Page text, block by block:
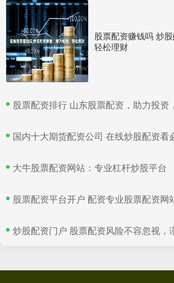
股票配资赚钱吗 炒
轻松理财
股票配资排行 山东股票配资，助力投资
国内十大期货配资公司 在线炒股配资看必选，
​大牛股票配资网站：专业杠杆炒股平台
股票配资平台开户 配资专业股票配资网站，
炒股配资门户 股票配资风险不容忽视，